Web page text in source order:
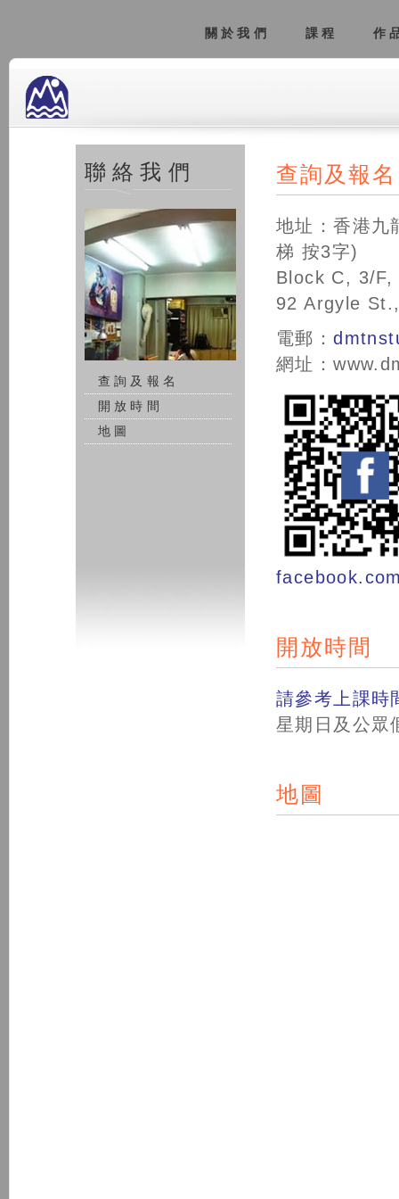
關於我們 課程 作
聯絡我們
查詢及報名
開放時間
地圖
查詢及報名
地址：香港九
梯 按3字)
Block C, 3/
92 Argyle
電郵：
網址：
開放時間
請參考上課時
星期日及公眾
地圖